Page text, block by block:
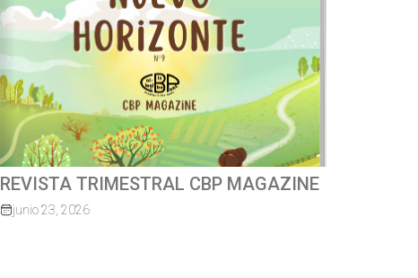
Cursa escolar solidàriaMossèn
Guillermo 2026